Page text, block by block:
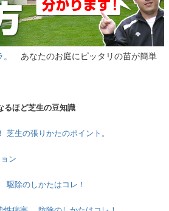
あなたのお庭にピッタリの苗が簡単
るほど芝生の豆知識
芝生の張りかたのポイント。
ン
駆除のしかたはコレ！